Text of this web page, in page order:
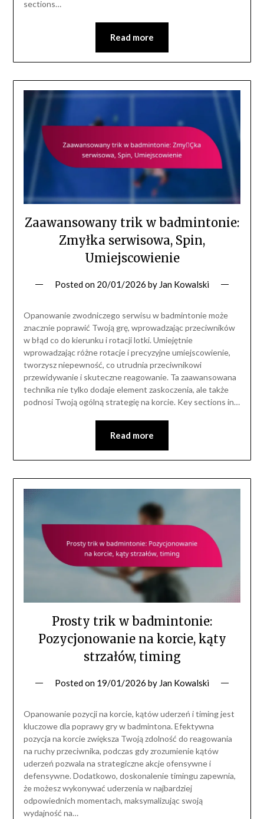
sections…
Read more
Zaawansowany trik w badmintonie:
Zmyłka serwisowa, Spin,
Umiejscowienie
Posted on 20/01/2026 by Jan Kowalski
Opanowanie zwodniczego serwisu w badmintonie może
znacznie poprawić Twoją grę, wprowadzając przeciwników
w błąd co do kierunku i rotacji lotki. Umiejętnie
wprowadzając różne rotacje i precyzyjne umiejscowienie,
tworzysz niepewność, co utrudnia przeciwnikowi
przewidywanie i skuteczne reagowanie. Ta zaawansowana
technika nie tylko dodaje element zaskoczenia, ale także
podnosi Twoją ogólną strategię na korcie. Key sections in…
Read more
Prosty trik w badmintonie:
Pozycjonowanie na korcie, kąty
strzałów, timing
Posted on 19/01/2026 by Jan Kowalski
Opanowanie pozycji na korcie, kątów uderzeń i timing jest
kluczowe dla poprawy gry w badmintona. Efektywna
pozycja na korcie zwiększa Twoją zdolność do reagowania
na ruchy przeciwnika, podczas gdy zrozumienie kątów
uderzeń pozwala na strategiczne akcje ofensywne i
defensywne. Dodatkowo, doskonalenie timingu zapewnia,
że możesz wykonywać uderzenia w najbardziej
odpowiednich momentach, maksymalizując swoją
wydajność na…